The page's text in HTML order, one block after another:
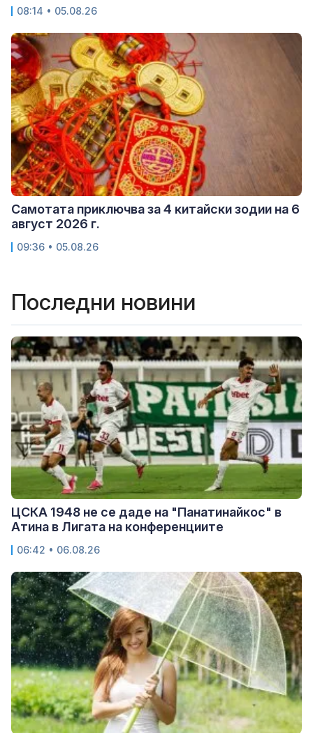
08:14 • 05.08.26
Самотата приключва за 4 китайски зодии на 6
август 2026 г.
09:36 • 05.08.26
Последни новини
ЦСКА 1948 не се даде на "Панатинайкос" в
Атина в Лигата на конференциите
06:42 • 06.08.26